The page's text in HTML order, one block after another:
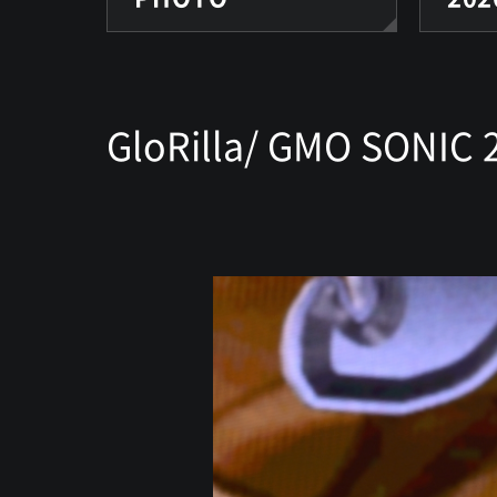
GloRilla/ GMO SONIC